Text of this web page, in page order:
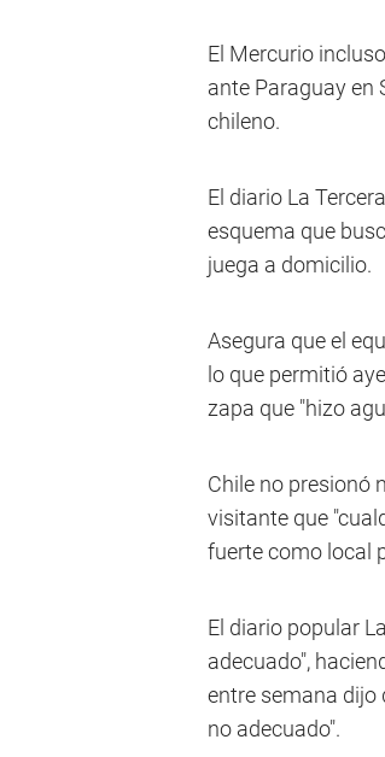
El Mercurio
ante Paraguay en
chileno.
El diario La
esquema que
juega a domicilio.
Asegura que el
lo que permitió
zapa que "hizo
Chile no presionó
visitante que
fuerte como local
El diario popular
adecuado",
entre semana dijo
no adecuado".